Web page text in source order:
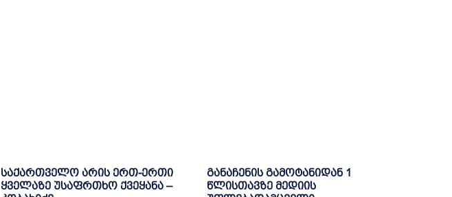
საქართველო არის ერთ-ერთი
ყველაზე უსაფრთხო ქვეყანა –
განაჩენის გამოტანიდან 1
წლისთავზე მედიის